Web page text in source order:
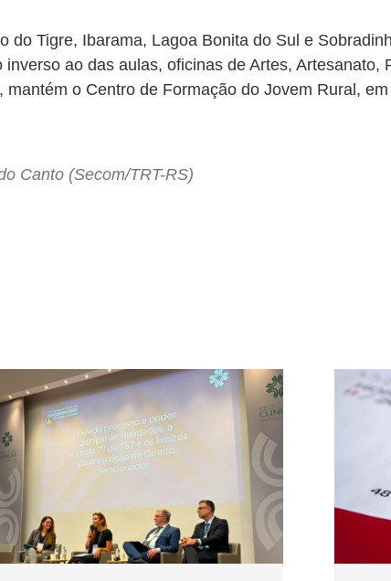
do Tigre, Ibarama, Lagoa Bonita do Sul e
ao das aulas, oficinas de Artes, Artesanato,
o Centro de Formação do Jovem Rural,
Canto (Secom/TRT-RS)